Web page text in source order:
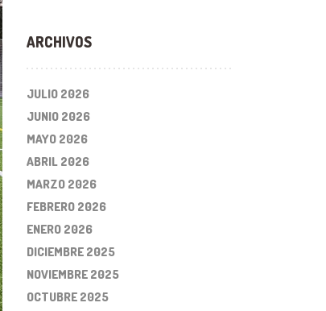
ARCHIVOS
JULIO 2026
JUNIO 2026
MAYO 2026
ABRIL 2026
MARZO 2026
FEBRERO 2026
ENERO 2026
DICIEMBRE 2025
NOVIEMBRE 2025
OCTUBRE 2025